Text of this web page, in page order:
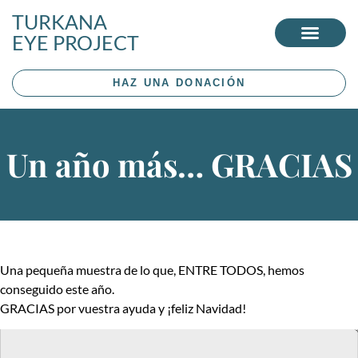
TURKANA
EYE PROJECT
HAZ UNA DONACIÓN
Un año más… GRACIAS
Una pequeña muestra de lo que, ENTRE TODOS, hemos
conseguido este año.
GRACIAS por vuestra ayuda y ¡feliz Navidad!